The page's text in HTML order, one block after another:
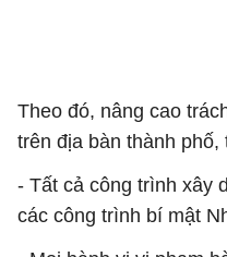
Theo đó, nâng cao
trên địa bàn thành
- Tất cả công trình xây
các công trình bí mật